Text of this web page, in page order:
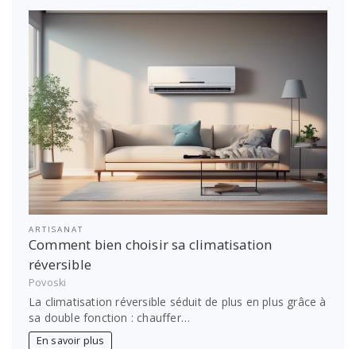
ARTISANAT
Comment bien choisir sa climatisation
réversible
Povoski
La climatisation réversible séduit de plus en plus grâce à
sa double fonction : chauffer…
En savoir plus